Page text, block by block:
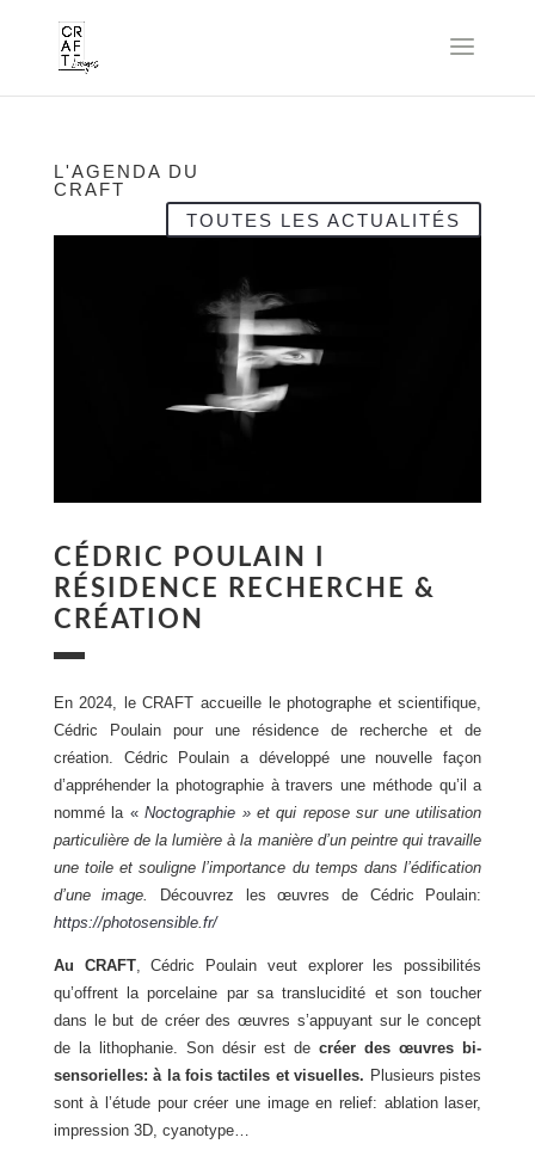
L'AGENDA DU
CRAFT
TOUTES LES ACTUALITÉS
CÉDRIC POULAIN I
RÉSIDENCE RECHERCHE &
CRÉATION
En 2024, le CRAFT accueille le photographe et scientifique,
Cédric Poulain pour une résidence de recherche et de
création. Cédric Poulain a développé une nouvelle façon
d’appréhender la photographie à travers une méthode qu’il a
nommé la «Noctographie »et qui repose sur une utilisation
particulière de la lumière à la manière d’un peintre qui travaille
une toile et souligne l’importance du temps dans l’édification
d’une image.
Découvrez les œuvres de Cédric Poulain:
https://photosensible.fr/
Au CRAFT, Cédric Poulain veut explorer les possibilités
qu’offrent la porcelaine par sa translucidité et son toucher
dans le but de créer des œuvres s’appuyant sur le concept
de la lithophanie. Son désir est decréer des œuvres bi-
sensorielles: à la fois tactiles et visuelles. Plusieurs pistes
sont à l’étude pour créer une image en relief: ablation laser,
impression 3D, cyanotype…